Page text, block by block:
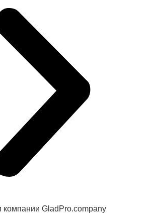
компании GladPro.company